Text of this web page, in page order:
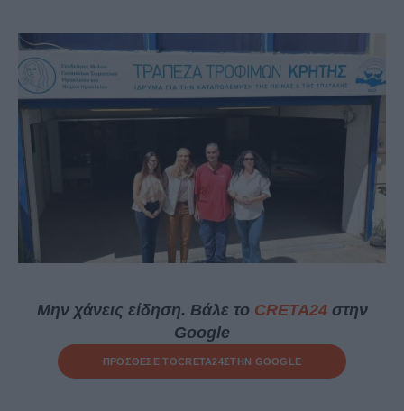
Μην χάνεις είδηση. Βάλε το CRETA24στην
Google
ΠΡΟΣΘΕΣΕ ΤΟCRETA24ΣΤΗΝ GOOGLE